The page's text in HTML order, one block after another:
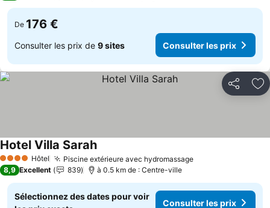
De 176 €
Consulter les prix de 9 sites Consulter les prix
Partager
4 Étoiles Hôtel Piscine extérieure avec hydromassage
Hotel Villa Sarah
8,9 Excellent 839 à 0.5 km de : Centre-ville
Sélectionnez des dates pour voir
Consulter les prix